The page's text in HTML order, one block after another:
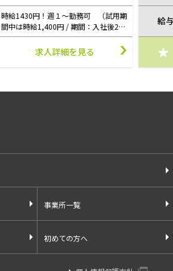
時給1430円！週１～勤務可 （試用期
間中は時給1,400円 / 期間：入社後2ヶ
月）
求人詳細を見る
給
事業所一覧
初めての方へ